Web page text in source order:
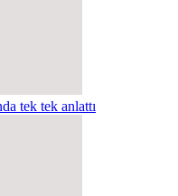
tek tek anlattı